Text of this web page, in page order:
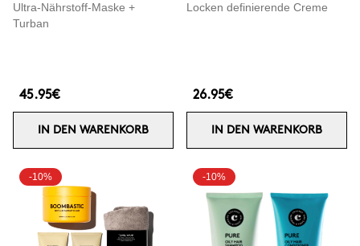
Ultra-Nährstoff-Maske +
Turban
45.95€
IN DEN WARENKORB
Locken definierende Creme
26.95€
IN DEN WARENKORB
-10% -10%